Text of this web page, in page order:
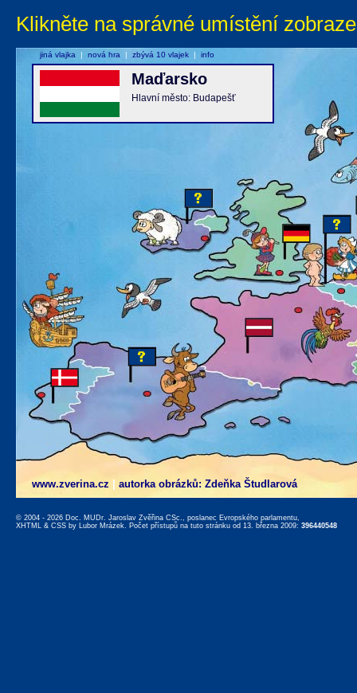
Klikněte na správné umístění
www.zverina.cz autorka obrázků: Zdeňka Študlarová
Maďarsko
Hlavní město: Budapešť
jiná vlajka | nová hra | zbývá 10 vlajek | info
© 2004 - 2026 Doc. MUDr. Jaroslav Zvěřina CSc., poslanec Evropského parlamentu,
XHTML & CSS by Lubor Mrázek. Počet přístupů na tuto stránku od 13. března 2009: 396440548